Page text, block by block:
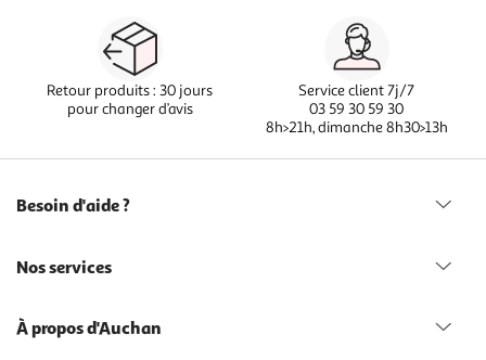
Retour produits : 30 jours
pour changer d’avis
Service client 7j/7
03 59 30 59 30
8h>21h, dimanche 8h30>13h
Besoin d'aide ?
Nos services
À propos d'Auchan